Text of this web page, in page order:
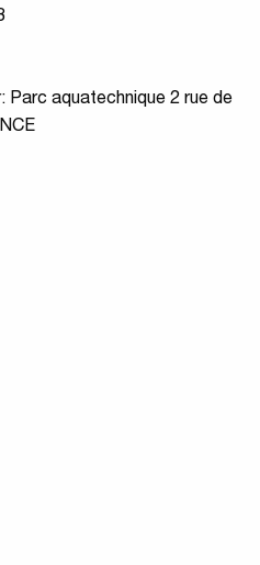
Parc aquatechnique 2 rue de